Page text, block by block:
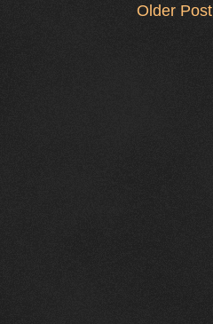
Older Post